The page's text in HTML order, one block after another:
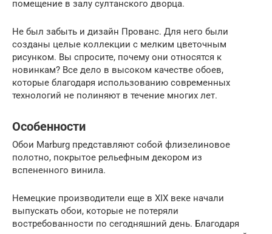
помещение в залу султанского дворца.
Не был забыть и дизайн Прованс. Для него были
созданы целые коллекции с мелким цветочным
рисунком. Вы спросите, почему они относятся к
новинкам? Все дело в высоком качестве обоев,
которые благодаря использованию современных
технологий не полиняют в течение многих лет.
Особенности
Обои Marburg представляют собой флизелиновое
полотно, покрытое рельефным декором из
вспененного винила.
Немецкие производители еще в XIX веке начали
выпускать обои, которые не потеряли
востребованности по сегодняшний день. Благодаря